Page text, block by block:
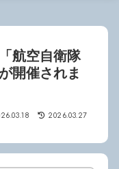
航空自衛隊
開催されま
2026.03.27